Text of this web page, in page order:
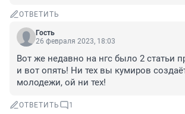
ОТВЕТИТЬ
Гость
26 февраля 2023, 18:03
Вот же недавно на нгс было 2 статьи
и вот опять! Ни тех вы кумиров
молодежи, ой ни тех!
ОТВЕТИТЬ 1